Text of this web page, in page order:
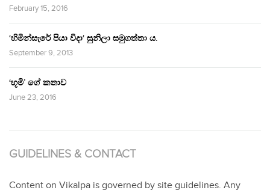
February 15, 2016
‘හිමින්සැරේ පියා විදා‘ සුනිලා සමුගත්තා ය.
September 9, 2013
‘භූමි’ ගේ කතාව
June 23, 2016
GUIDELINES & CONTACT
Content on Vikalpa is governed by site guidelines. Any